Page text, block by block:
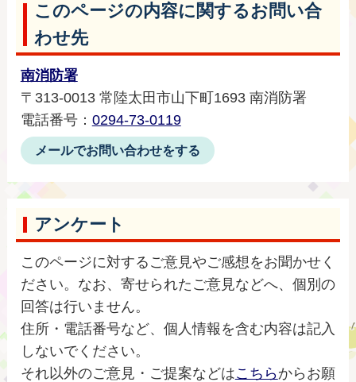
このページの内容に関するお問い合
わせ先
南消防署
〒313-0013 常陸太田市山下町1693 南消防署
電話番号： 0294-73-0119
メールでお問い合わせをする
アンケート
このページに対するご意見やご感想をお聞かせく
ださい。なお、寄せられたご意見などへ、個別の
回答は行いません。
住所・電話番号など、個人情報を含む内容は記入
しないでください。
それ以外のご意見・ご提案などはこちらからお願